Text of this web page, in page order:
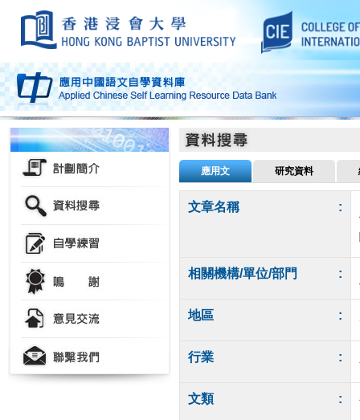
應用文 研究資料
文章名稱 :
相關機構/單位/部門 :
地區 :
行業 :
文類 :